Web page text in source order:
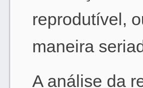
reprodutível,
maneira
A análise da